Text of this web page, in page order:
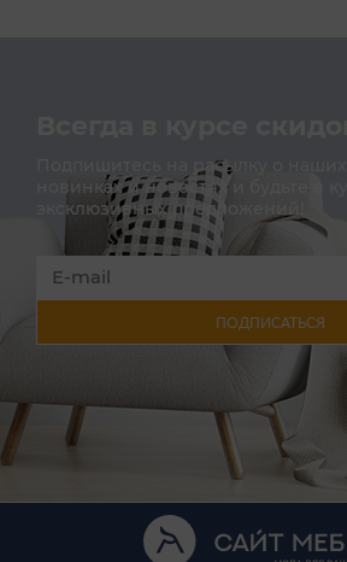
Всегда в курсе
Подпишитесь на расылку о наших
новинках и новостях и будьте в
эксклюзивных предложений!
ПОДПИСАТЬСЯ